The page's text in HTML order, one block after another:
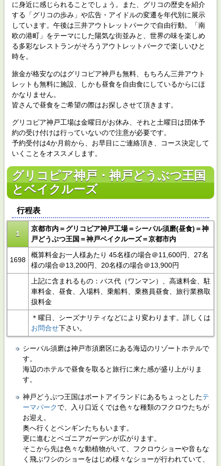
に身近に感じられることでしょう。また、グリコの歴史を紹介
する「グリコの歩み」や広告・アイドルの変遷を年代別に展示
しています。午後は三井アウトレットパークで自由行動。「南
欧の港町」をテーマにした陽気な街並みと、世界の味を楽しめ
る多彩なレストランがそろうアウトレットパークで楽しいひと
時を。
旅金が格安なのはグリコピア神戸も無料、もちろん三井アウト
レットも無料に施設、しかも昼食を自由食にしているからにほ
かなりません。
皆さんで昼食をご希望の際はお探しさせて頂きます。
グリコピア神戸工場は金曜日がお休み、それと土曜日は団体予
約の受け付けは行っていないので注意が必要です。
予約受付は4か月前から、お早目にご連絡頂き、コース決定して
いくことをオススメします。
グリコピア神戸・神戸どうぶつ王国
とベイクルーズ
行程表
１
京都市内＝グリコピア神戸工場＝シーパル須磨(昼食)＝神
戸どうぶつ王国＝神戸ベイクルーズ＝京都市内
1698
概算料金お一人様あたり 45名様の場合＠11,600円、27名
様の場合＠13,200円、20名様の場合＠13,900円
上記に含まれるもの：バス代（ワンマン）、高速料金、駐
車料金、昼食、入場料、乗船料、乗務員昼食、旅行業務取
扱料金
＊曜日、シーズナリティなどにより変わります。詳しくは
お問合せ下さい。
シーパル須磨は神戸市須磨区にある海辺のリゾートホテルで
す。
海辺のホテルで昼食を取ると旅行に来た感が盛り上がりま
す。
神戸どうぶつ王国はポートアイランドにあるちょっとしたテ
ーマパークで、入り口近くでは色々な種類のフクロウたちが
お迎え。
奥へ行くとペンギンたちもいます。
更に進むとベゴニアガーデンが広がります。
そこから先は色々な動植物がいて、フクロウショーや音もな
く飛ぶワシのショーをはじめ様々なショーが行われていて、